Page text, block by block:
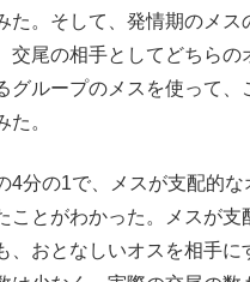
た。そして、発情期のメス
交尾の相手としてどちらの
グループのメスを使って、
た。
4分の1で、メスが支配的な
ことがわかった。メスが支
、おとなしいオスを相手に